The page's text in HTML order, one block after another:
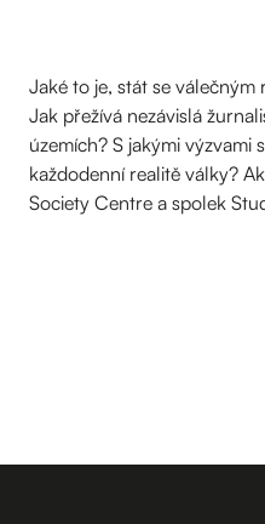
Jaké to je, stát se
Jak přežívá nezávislá
územích? S jakými výzvami
každodenní realitě války?
Society Centre a spolek